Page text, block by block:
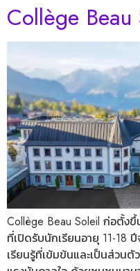
Collège Beau
Collège Beau Soleil ก่อตั้งขึ้
ที่เปิดรับนักเรียนอายุ 11-18
เรียนรู้ที่เข้มข้นและเป็นส่วน